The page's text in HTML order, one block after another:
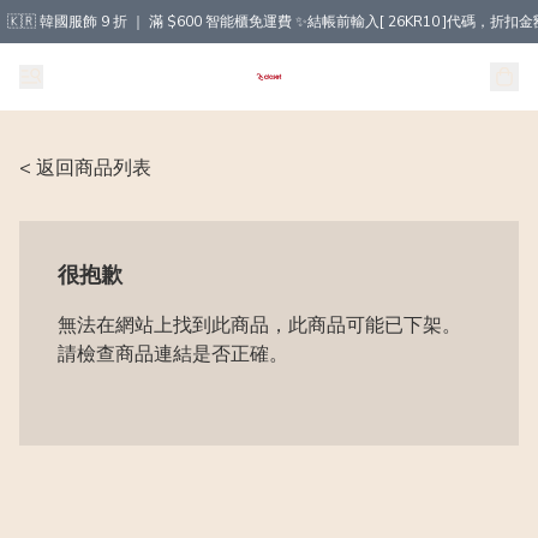
🇰🇷 韓國服飾 9 折 ｜ 滿 $600 智能櫃免運費 ✨結帳前輸入[ 26KR10 ]代碼，折扣金
< 返回商品列表
很抱歉
無法在網站上找到此商品，此商品可能已下架。
請檢查商品連結是否正確。